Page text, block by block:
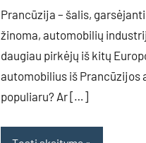
Prancūzija – šalis,
žinoma, automobilių
daugiau pirkėjų iš kitų
automobilius iš Prancūzijos
populiaru? Ar […]